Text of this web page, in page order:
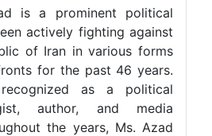
Azad is a prominent political
been actively fighting against
of Iran in various forms
fronts for the past 46 years.
recognized as a political
author, and media
Throughout the years, Ms. Azad